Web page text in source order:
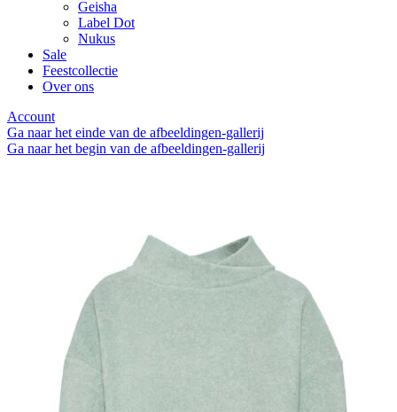
Geisha
Label Dot
Nukus
Sale
Feestcollectie
Over ons
Account
Ga naar het einde van de afbeeldingen-gallerij
Ga naar het begin van de afbeeldingen-gallerij